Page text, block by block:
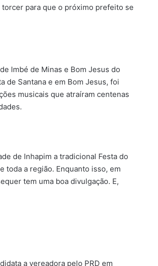
para que o próximo prefeito se
Imbé de Minas e Bom Jesus do
de Santana e em Bom Jesus, foi
musicais que atraíram centenas
de Inhapim a tradicional Festa do
toda a região. Enquanto isso, em
tem uma boa divulgação. E,
a vereadora pelo PRD em